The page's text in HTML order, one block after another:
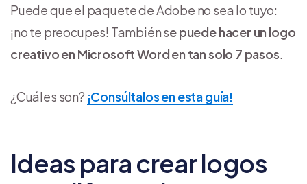
Puede que el paquete de Adobe no sea lo tuyo:
¡no te preocupes! También se puede hacer un logo
creativo en Microsoft Word en tan solo 7 pasos.
¿Cuáles son? ¡Consúltalos en esta guía!
Ideas para crear logos